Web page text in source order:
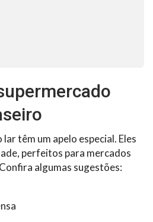
têm um apelo especial. Eles
perfeitos para mercados
algumas sugestões: